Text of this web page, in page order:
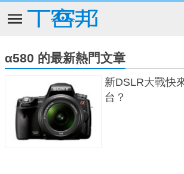
α580 的最新熱門文章
新DSLR大戰快
台？